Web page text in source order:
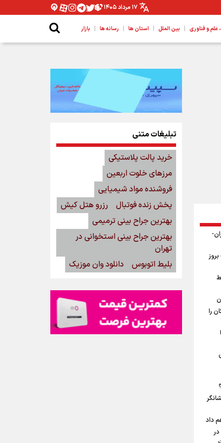
۱۷ مرداد ۱۴۰۵
و فناوری | بین الملل | استان ها | رسانه ها | بازار
را
داد
تبلیغات متنی
خرید پالت پلاستیکی
مرزهای خلوت اربعین
فروشنده مواد شیمیایی
پخش زنده فوتبال
رزرو هتل کیش
بهترین جراح بینی ترمیمی
بهترین جراح بینی استخوانی در
تهران
بلیط اتوبوس
دانلود وان موزیک